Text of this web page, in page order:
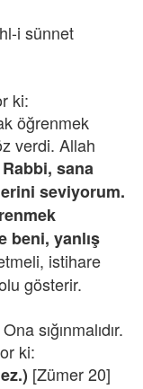
i sünnet
ki:
öğrenmek
verdi. Allah
sana
seviyorum.
beni, yanlış
istihare
gösterir.
sığınmalıdır.
ki:
[Zümer 20]